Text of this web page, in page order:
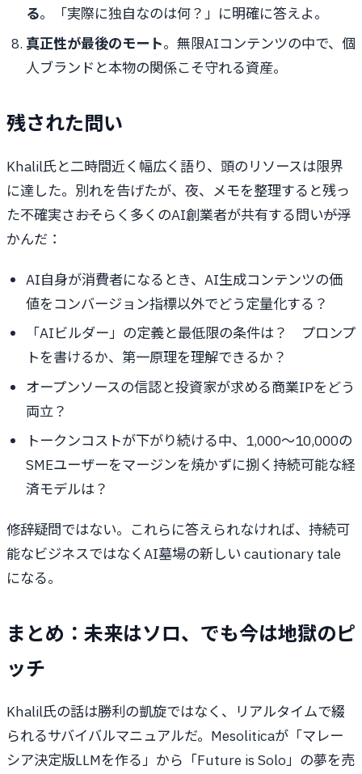
る。「実際に独自なのは何？」に明確に答えよ。
真正性が最後のモート。無限AIコンテンツの中で、個
人ブランドと本物の関係こそ守れる資産。
残された問い
Khalil氏と二時間近く幅広く語り、頭のリソースは限界
に達した。別れを告げたが、夜、メモを整理すると残っ
た不確実さ――おそらく多くのAI創業者が共有する問い――が浮
かんだ：
AI自身が消費者になるとき、AI生成コンテンツの価
値をコンバージョン指標以外でどう定量化する？
「AIビルダー」の定義と最低限の条件は？ プロンプ
トを書けるか、第一原理を理解できるか？
オープンソースの信認と投資家が求める商業IPをどう
両立？
トークンコストが下がり続ける中、1,000～10,000の
SMEユーザーをマージンを焼かずに捌く持続可能な経
済モデルは？
修辞疑問ではない。これらに答えられなければ、持続可
能なビジネスではなくAI墓場の新しい cautionary tale
になる。
まとめ：未来はソロ、でも今は地獄のピ
ッチ
Khalil氏の話は勝利の凱旋ではなく、リアルタイムで綴
られるサバイバルマニュアルだ。Mesoliticaが「マレー
シア決定版LLMを作る」から「Future is Solo」の夢を売